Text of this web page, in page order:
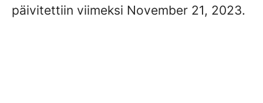
päivitettiin viimeksi November 21, 2023.